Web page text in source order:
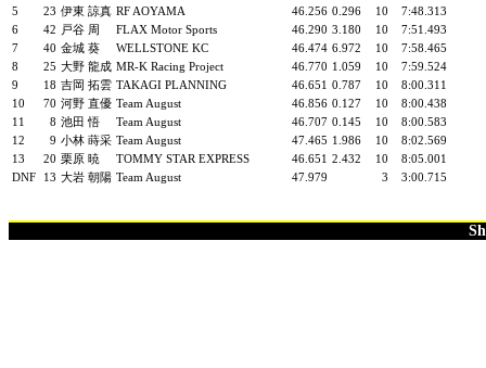
5
23 伊東 諒真 RF AOYAMA 46.256 0.296 10
7:48.313
6
42 戸谷 周 FLAX Motor Sports 46.290 3.180 10
7:51.493
7
40 金城 葵 WELLSTONE KC 46.474 6.972 10
7:58.465
8
25 大野 龍成 MR-K Racing Project 46.770 1.059 10
7:59.524
9
18 吉岡 拓雲 TAKAGI PLANNING 46.651 0.787 10
8:00.311
10
70 河野 直優 Team August 46.856 0.127 10
8:00.438
11
8 池田 悟 Team August 46.707 0.145 10
8:00.583
12
9 小林 蒔采 Team August 47.465 1.986 10
8:02.569
13
20 栗原 暁 TOMMY STAR EXPRESS 46.651 2.432 10
8:05.001
DNF
13 大岩 朝陽 Team August 47.979 3 3:00.715